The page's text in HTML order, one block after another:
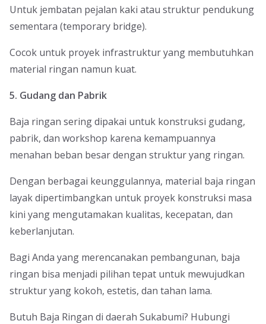
Untuk jembatan pejalan kaki atau struktur pendukung
sementara (temporary bridge).
Cocok untuk proyek infrastruktur yang membutuhkan
material ringan namun kuat.
5. Gudang dan Pabrik
Baja ringan sering dipakai untuk konstruksi gudang,
pabrik, dan workshop karena kemampuannya
menahan beban besar dengan struktur yang ringan.
Dengan berbagai keunggulannya, material baja ringan
layak dipertimbangkan untuk proyek konstruksi masa
kini yang mengutamakan kualitas, kecepatan, dan
keberlanjutan.
Bagi Anda yang merencanakan pembangunan, baja
ringan bisa menjadi pilihan tepat untuk mewujudkan
struktur yang kokoh, estetis, dan tahan lama.
Butuh Baja Ringan di daerah Sukabumi? Hubungi